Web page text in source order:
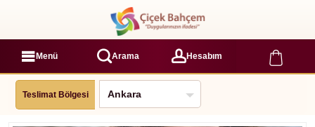
Menü Arama Hesabım
Teslimat Bölgesi